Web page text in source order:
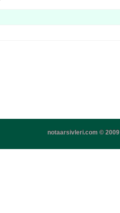
notaarsivleri.com © 2009